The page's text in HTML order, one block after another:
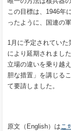
この目標は、1946年
ったように、国連の
1月に予定されていた
により延期されまし
立場の違いを乗り越
胆な措置」を講じる
て要請しました。
原文（English）はこ